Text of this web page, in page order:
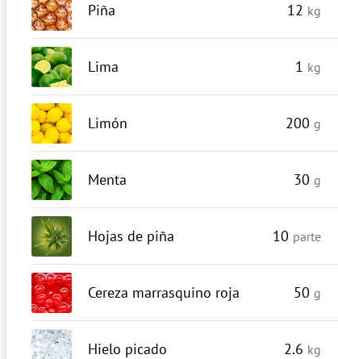
Piña 12 kg
Lima 1 kg
Limón 200 g
Menta 30 g
Hojas de piña 10 parte
Cereza marrasquino roja 50 g
Hielo picado 2.6 kg